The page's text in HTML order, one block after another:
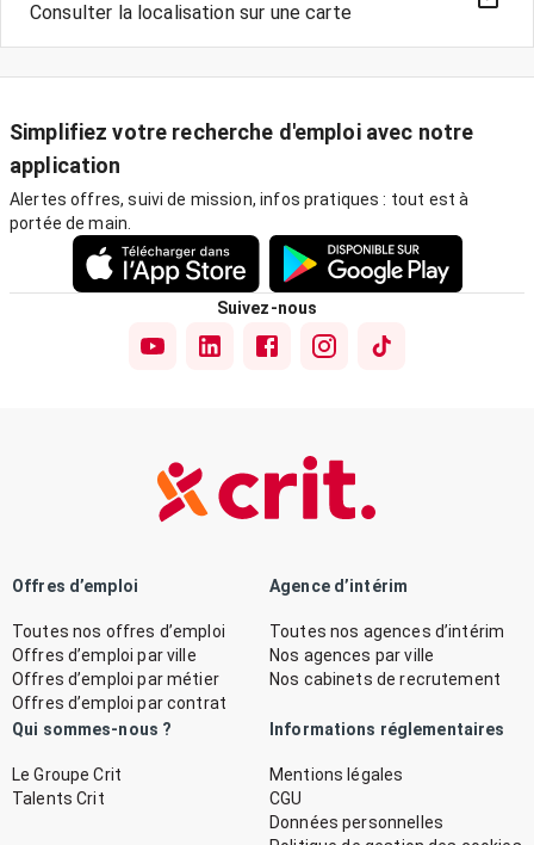
Consulter la localisation sur une carte
Simplifiez votre recherche d'emploi avec notre
application
Alertes offres, suivi de mission, infos pratiques : tout est à
portée de main.
Suivez-nous
Offres d’emploi
Toutes nos offres d’emploi
Offres d’emploi par ville
Offres d’emploi par métier
Offres d’emploi par contrat
Agence d’intérim
Toutes nos agences d’intérim
Nos agences par ville
Nos cabinets de recrutement
Qui sommes-nous ?
Le Groupe Crit
Talents Crit
Informations réglementaires
Mentions légales
CGU
Données personnelles